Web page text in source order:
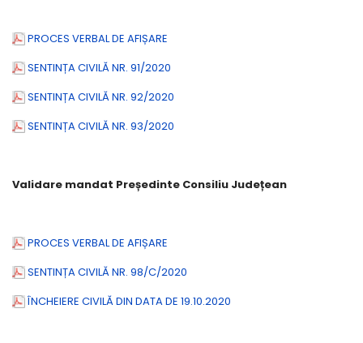
PROCES VERBAL DE AFIȘARE
SENTINȚA CIVILĂ NR. 91/2020
SENTINȚA CIVILĂ NR. 92/2020
SENTINȚA CIVILĂ NR. 93/2020
Validare mandat Președinte Consiliu Județean
PROCES VERBAL DE AFIȘARE
SENTINȚA CIVILĂ NR. 98/C/2020
ÎNCHEIERE CIVILĂ DIN DATA DE 19.10.2020